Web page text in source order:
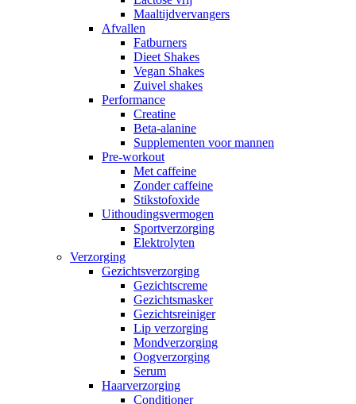
Maaltijdvervangers
Afvallen
Fatburners
Dieet Shakes
Vegan Shakes
Zuivel shakes
Performance
Creatine
Beta-alanine
Supplementen voor mannen
Pre-workout
Met caffeine
Zonder caffeine
Stikstofoxide
Uithoudingsvermogen
Sportverzorging
Elektrolyten
Verzorging
Gezichtsverzorging
Gezichtscreme
Gezichtsmasker
Gezichtsreiniger
Lip verzorging
Mondverzorging
Oogverzorging
Serum
Haarverzorging
Conditioner